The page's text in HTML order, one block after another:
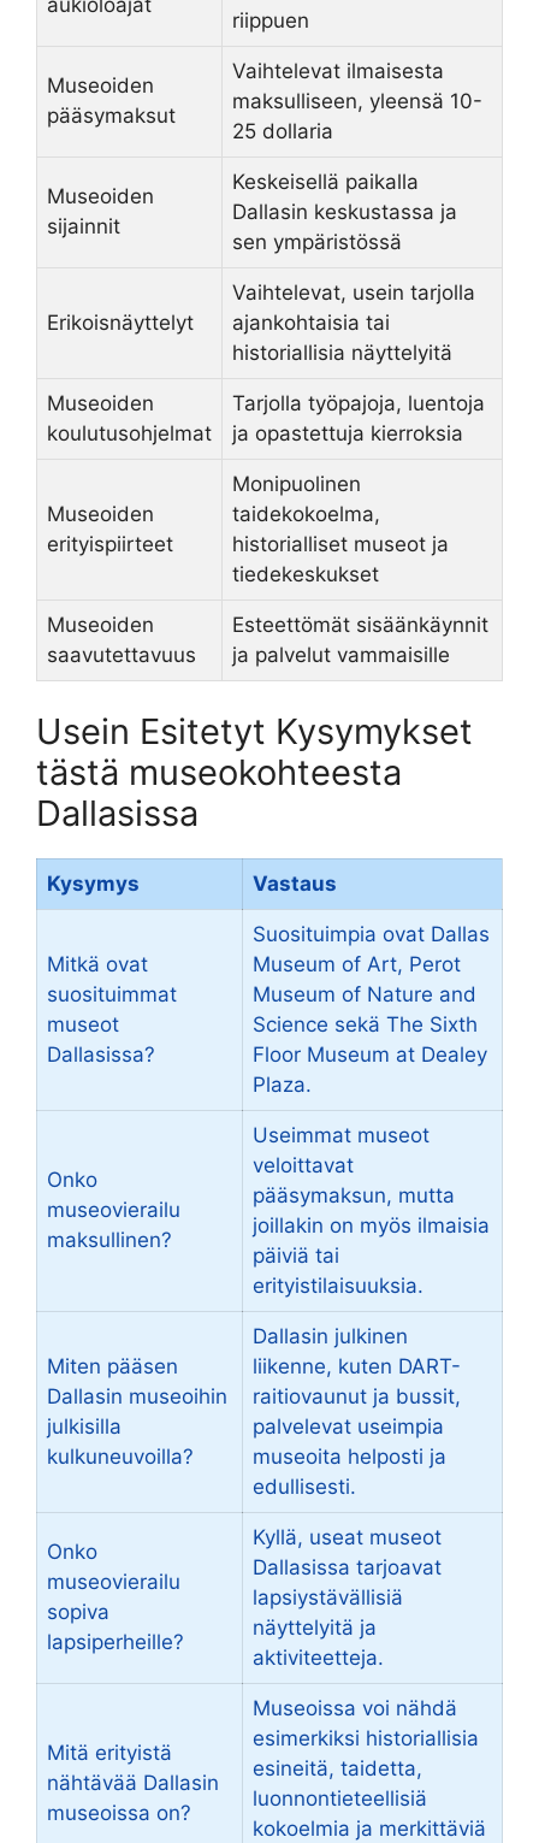
riippuen
Museoiden
pääsymaksut
Vaihtelevat ilmaisesta
maksulliseen, yleensä 10-
25 dollaria
Museoiden
sijainnit
Keskeisellä paikalla
Dallasin keskustassa ja
sen ympäristössä
Erikoisnäyttelyt
Vaihtelevat, usein tarjolla
ajankohtaisia tai
historiallisia näyttelyitä
Museoiden
koulutusohjelmat
Tarjolla työpajoja, luentoja
ja opastettuja kierroksia
Museoiden
erityispiirteet
Monipuolinen
taidekokoelma,
historialliset museot ja
tiedekeskukset
Museoiden
saavutettavuus
Esteettömät sisäänkäynnit
ja palvelut vammaisille
Usein Esitetyt Kysymykset
tästä museokohteesta
Dallasissa
Kysymys Vastaus
Mitkä ovat
suosituimmat
museot
Dallasissa?
Suosituimpia ovat Dallas
Museum of Art, Perot
Museum of Nature and
Science sekä The Sixth
Floor Museum at Dealey
Plaza.
Onko
museovierailu
maksullinen?
Useimmat museot
veloittavat
pääsymaksun, mutta
joillakin on myös ilmaisia
päiviä tai
erityistilaisuuksia.
Miten pääsen
Dallasin museoihin
julkisilla
kulkuneuvoilla?
Dallasin julkinen
liikenne, kuten DART-
raitiovaunut ja bussit,
palvelevat useimpia
museoita helposti ja
edullisesti.
Onko
museovierailu
sopiva
lapsiperheille?
Kyllä, useat museot
Dallasissa tarjoavat
lapsiystävällisiä
näyttelyitä ja
aktiviteetteja.
Mitä erityistä
nähtävää Dallasin
museoissa on?
Museoissa voi nähdä
esimerkiksi historiallisia
esineitä, taidetta,
luonnontieteellisiä
kokoelmia ja merkittäviä